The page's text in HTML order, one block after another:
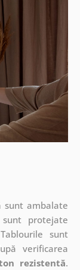
sunt ambalate
protejate
Tablourile sunt
verificarea
rezistentă.